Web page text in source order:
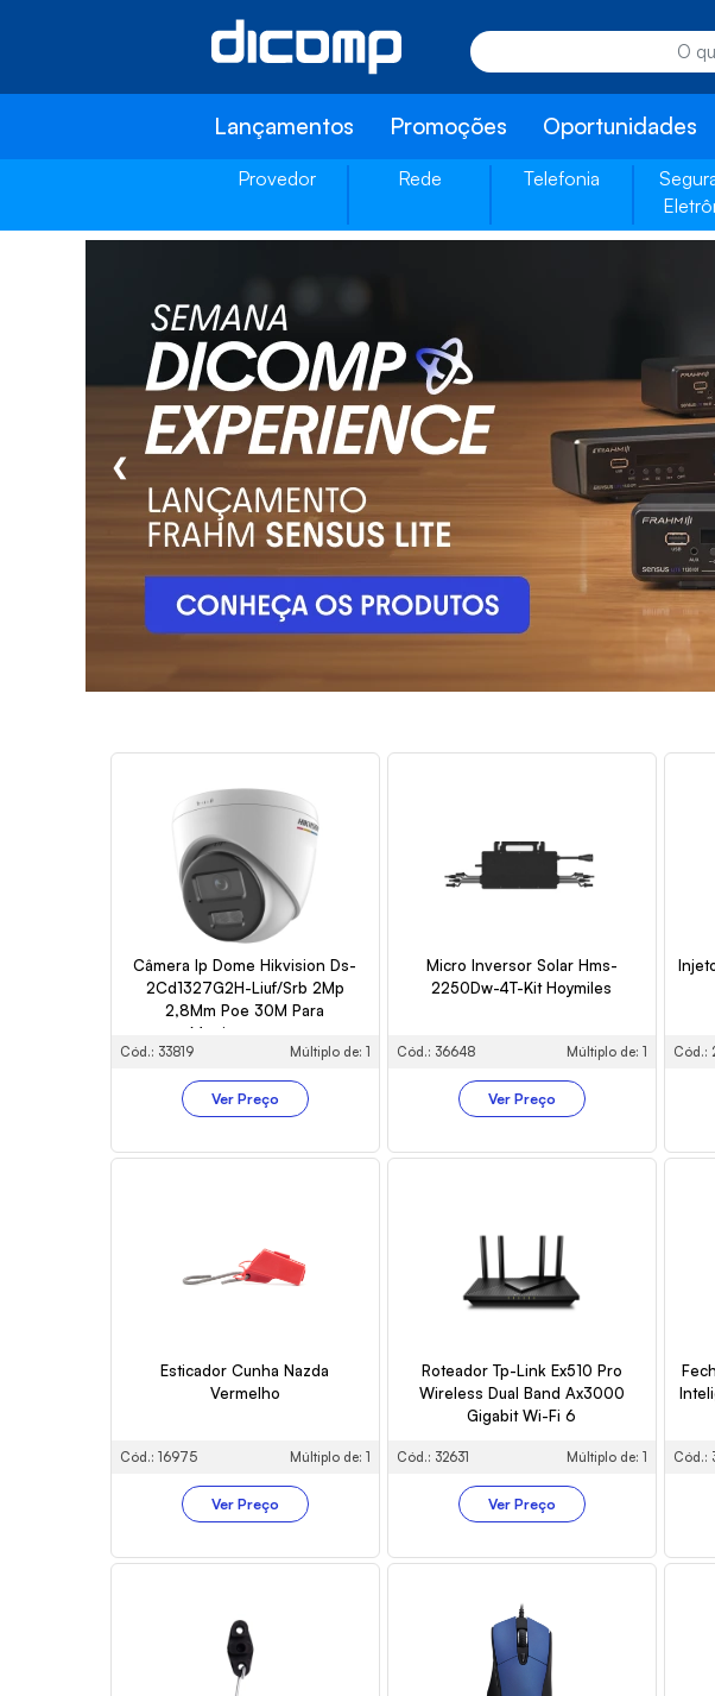
Lançamentos Promoções Oportunidades
Provedor Rede Telefonia
❮
Câmera Ip Dome Hikvision Ds-
2Cd1327G2H-Liuf/Srb 2Mp
2,8Mm Poe 30M Para
Monitoramento
Cód.: 33819 Múltiplo de: 1
Ver Preço
Micro Inversor Solar Hms-
2250Dw-4T-Kit Hoymiles
Cód.: 36648 Múltiplo de: 1
Ver Preço
Cód.:
Esticador Cunha Nazda
Vermelho
Cód.: 16975 Múltiplo de: 1
Ver Preço
Roteador Tp-Link Ex510 Pro
Wireless Dual Band Ax3000
Gigabit Wi-Fi 6
Cód.: 32631 Múltiplo de: 1
Ver Preço
Cód.: